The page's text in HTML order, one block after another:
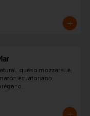
queso mozzarella,
ecuatoriano,